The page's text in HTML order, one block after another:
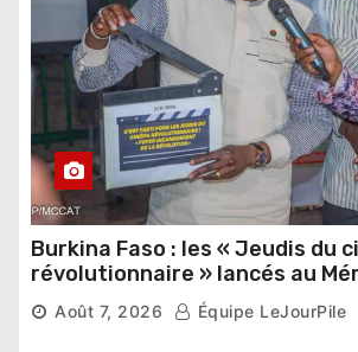
Burkina Faso : les « Jeudis du
révolutionnaire » lancés au
Thomas Sankara
Août 7, 2026 Équipe LeJourPile